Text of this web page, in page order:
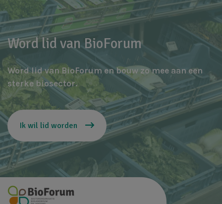
Word lid van BioForum
Word lid van BioForum en bouw zo mee aan een
sterke biosector.
Ik wil lid worden